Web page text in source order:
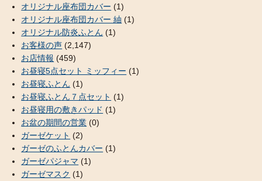
オリジナル座布団カバー (1)
オリジナル座布団カバー 紬 (1)
オリジナル防炎ふとん (1)
お客様の声 (2,147)
お店情報 (459)
お昼寝5点セット ミッフィー (1)
お昼寝ふとん (1)
お昼寝ふとん７点セット (1)
お昼寝用の敷きパッド (1)
お盆の期間の営業 (0)
ガーゼケット (2)
ガーゼのふとんカバー (1)
ガーゼパジャマ (1)
ガーゼマスク (1)